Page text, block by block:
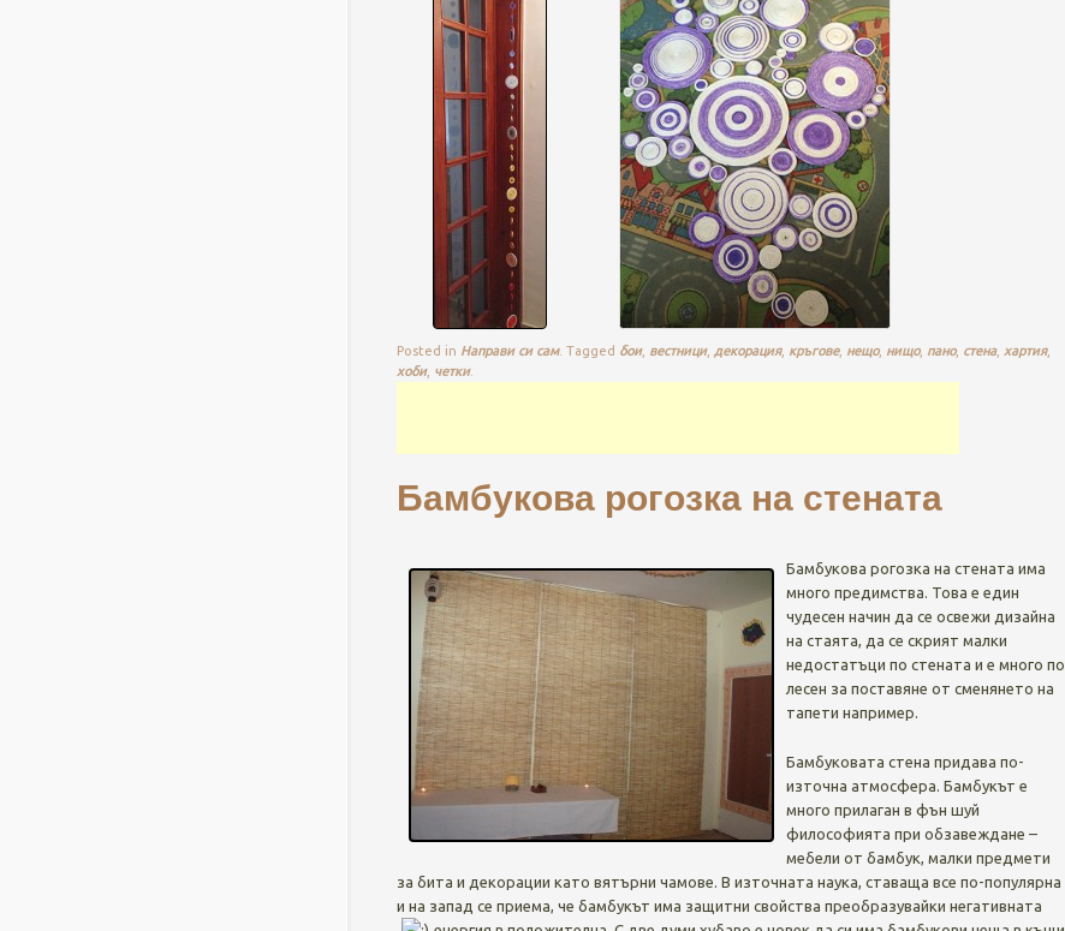
Posted in Направи си сам. Tagged бои, вестници, декорация, кръгове, нещо, нищо, пано, стена, хартия,
хоби, четки.
Бамбукова рогозка на стената
Бамбукова рогозка на стената има
много предимства. Това е един
чудесен начин да се освежи дизайна
на стаята, да се скрият малки
недостатъци по стената и е много по
лесен за поставяне от сменянето на
тапети например.
Бамбуковата стена придава по-
източна атмосфера. Бамбукът е
много прилаган в фън шуй
философията при обзавеждане –
мебели от бамбук, малки предмети
за бита и декорации като вятърни чамове. В източната наука, ставаща все по-популярна
и на запад се приема, че бамбукът има защитни свойства преобразувайки негативната